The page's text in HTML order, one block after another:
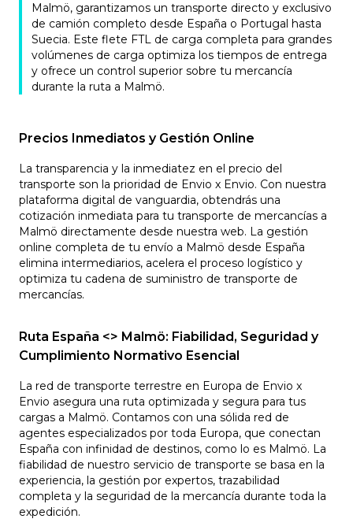
Malmö, garantizamos un transporte directo y exclusivo
de camión completo desde España o Portugal hasta
Suecia. Este flete FTL de carga completa para grandes
volúmenes de carga optimiza los tiempos de entrega
y ofrece un control superior sobre tu mercancía
durante la ruta a Malmö.
Precios Inmediatos y Gestión Online
La transparencia y la inmediatez en el precio del
transporte son la prioridad de Envio x Envio. Con nuestra
plataforma digital de vanguardia, obtendrás una
cotización inmediata para tu transporte de mercancías a
Malmö directamente desde nuestra web. La gestión
online completa de tu envío a Malmö desde España
elimina intermediarios, acelera el proceso logístico y
optimiza tu cadena de suministro de transporte de
mercancías.
Ruta España <> Malmö: Fiabilidad, Seguridad y
Cumplimiento Normativo Esencial
La red de transporte terrestre en Europa de Envio x
Envio asegura una ruta optimizada y segura para tus
cargas a Malmö. Contamos con una sólida red de
agentes especializados por toda Europa, que conectan
España con infinidad de destinos, como lo es Malmö. La
fiabilidad de nuestro servicio de transporte se basa en la
experiencia, la gestión por expertos, trazabilidad
completa y la seguridad de la mercancía durante toda la
expedición.